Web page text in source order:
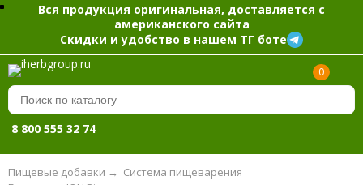
Вся продукция оригинальная, доставляется с
американского сайта
Скидки и удобство в нашем ТГ боте
0
8 800 555 32 74
Пищевые добавки → Система пищеварения